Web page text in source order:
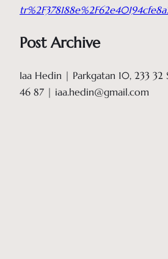
Post Archive
Iaa Hedin | Parkgatan 10, 233
46 87 | iaa.hedin@gmail.com